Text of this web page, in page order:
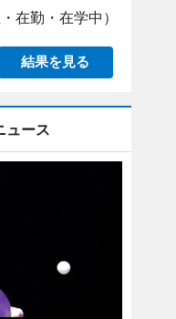
在勤・在学中）
結果を見る
ュース